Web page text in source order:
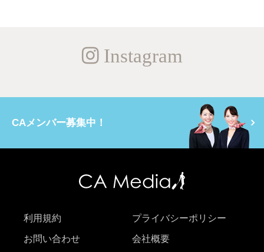
Instagram
CAメンバー募集中！
利用規約 プライバシーポリシー
お問い合わせ 会社概要